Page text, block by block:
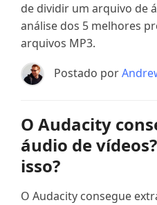
de dividir um arquivo de
análise dos 5 melhores
arquivos MP3.
Postado por
O Audacity
áudio de
isso?
O Audacity consegue